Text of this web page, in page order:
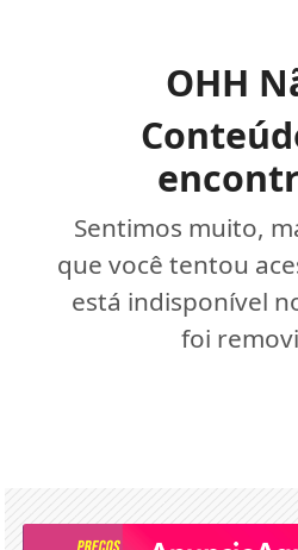
OHH
Sentimos muito,
que você tentou
está indisponível
foi